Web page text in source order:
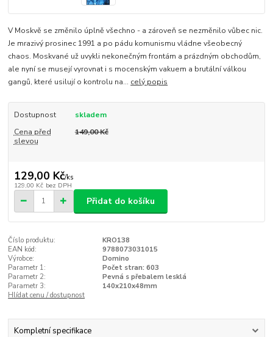
V Moskvě se změnilo úplně všechno - a zároveň se nezměnilo vůbec nic.
Je mrazivý prosinec 1991 a po pádu komunismu vládne všeobecný
chaos. Moskvané už uvykli nekonečným frontám a prázdným obchodům,
ale nyní se musejí vyrovnat i s mocenským vakuem a brutální válkou
gangů, které usilují o kontrolu na... celý popis
Dostupnost
skladem
Cena před
slevou
149,00 Kč
129,00 Kč/ks
129,00 Kč bez DPH
Přidat do košíku
Číslo produktu:
KRO138
EAN kód:
9788073031015
Výrobce:
Domino
Parametr 1:
Počet stran: 603
Parametr 2:
Pevná s přebalem lesklá
Parametr 3:
140x210x48mm
Hlídat cenu / dostupnost
Kompletní specifikace